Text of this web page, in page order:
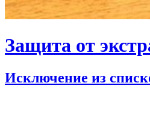
Защита от
Исключение из